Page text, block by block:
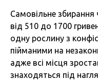
Самовільне
від 510 до 1700
одну рослину з
пійманими на
адже всі місця
знаходяться під